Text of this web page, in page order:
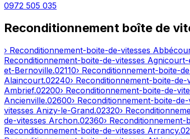
0972 505 035
Reconditionnement boîte de
› Reconditionnement-boite-de-vitesses
Reconditionnement-boite-de-vitesses Agnicourt-
et-Bernoville.02110› Reconditionnement-boite-
Alaincourt.02240› Reconditionnement-boite-de-
Ambrief.02200› Reconditionnement-boite-de-
Ancienville.02600› Reconditionnement-boite-de-
vitesses Anizy-le-Grand.02320›
de-vitesses Archon.02360› Reconditionnement-
Reconditionnement-boite-de-vitesses Arrancy.